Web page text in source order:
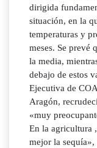
dirigida
situación, en la
temperaturas y
meses. Se prevé
la media,
debajo de estos
Ejecutiva de
Aragón,
«muy
En la agricultura
mejor la sequía»,